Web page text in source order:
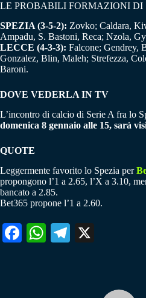
LE PROBABILI FORMAZIONI DI
SPEZIA (3-5-2): Zovko; Caldara,
Ampadu, S. Bastoni, Reca; Nzola,
LECCE (4-3-3): Falcone; Gendrey,
Gonzalez, Blin, Maleh; Strefezza,
Baroni.
DOVE VEDERLA IN TV
L’incontro di calcio di Serie A fra lo
domenica 8 gennaio alle 15, sarà
QUOTE
Leggermente favorito lo Spezia per
propongono l’1 a 2.65, l’X a 3.10,
bancato a 2.85.
Bet365 propone l’1 a 2.60.
Fa W
Te